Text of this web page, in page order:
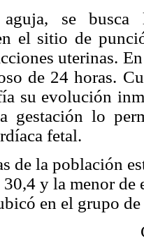
se busca
el sitio de
uterinas.
de 24 horas.
su evolución
gestación lo
fetal.
de la población
y la menor de
en el grupo